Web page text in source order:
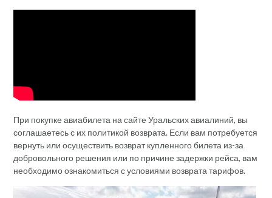
При покупке авиабилета на сайте Уральских авиалиний, вы
соглашаетесь с их политикой возврата. Если вам потребуется
вернуть или осуществить возврат купленного билета из-за
добровольного решения или по причине задержки рейса, вам
необходимо ознакомиться с условиями возврата тарифов.